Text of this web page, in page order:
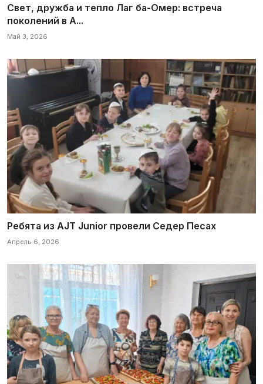
Свет, дружба и тепло Лаг ба-Омер: встреча
поколений в A...
Май 3, 2026
Ребята из AJT Junior провели Седер Песах
Апрель 6, 2026